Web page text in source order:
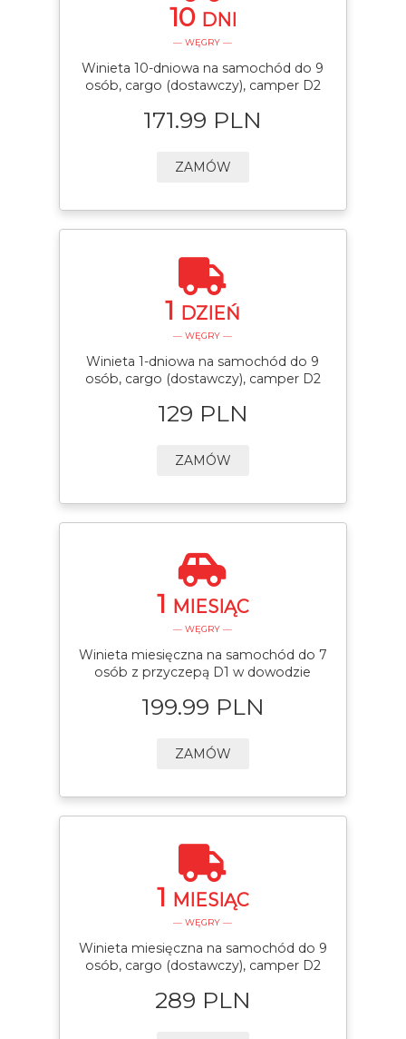
10 DNI
— WĘGRY —
Winieta 10-dniowa na samochód do 9
osób, cargo (dostawczy), camper D2
171.99 PLN
ZAMÓW
1 DZIEŃ
— WĘGRY —
Winieta 1-dniowa na samochód do 9
osób, cargo (dostawczy), camper D2
129 PLN
ZAMÓW
1 MIESIĄC
— WĘGRY —
Winieta miesięczna na samochód do 7
osób z przyczepą D1 w dowodzie
199.99 PLN
ZAMÓW
1 MIESIĄC
— WĘGRY —
Winieta miesięczna na samochód do 9
osób, cargo (dostawczy), camper D2
289 PLN